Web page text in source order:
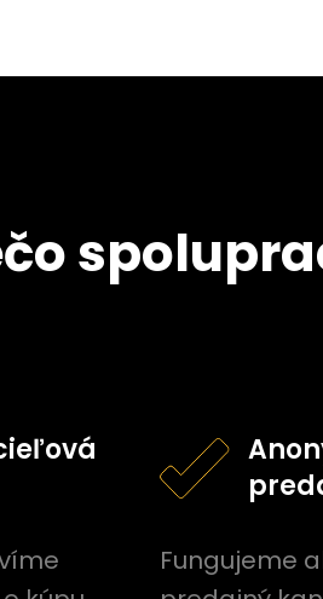
Fungujeme